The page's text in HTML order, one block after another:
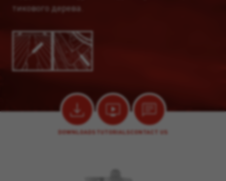
тикового дерева.
DOWNLOADS TUTORIALSCONTACT US